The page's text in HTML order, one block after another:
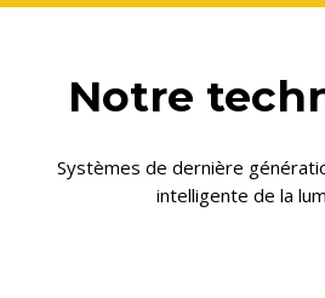
Notre
Systèmes de dernière
intelligente de la